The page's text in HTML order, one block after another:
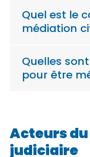
Quel est le
médiation
Quelles
pour être
Acteurs
judiciaire